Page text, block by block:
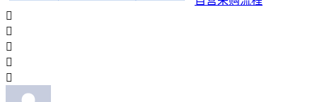




